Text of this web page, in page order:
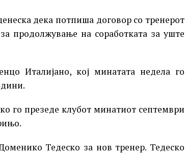
дека потпиша договор со тренерот
продолжување на соработката за уште
Италијано, кој минатата недела го
го презеде клубот минатиот септември
Тедеско за нов тренер. Тедеско